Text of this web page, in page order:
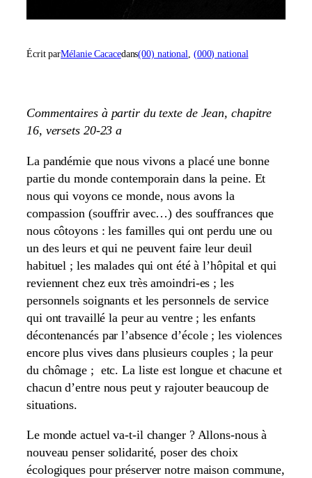
Écrit parMélanie Cacacedans(00) national (000) national
Commentaires à partir du texte de Jean, chapitre
16, versets 20-23 a
La pandémie que nous vivons a placé une bonne
partie du monde contemporain dans la peine. Et
nous qui voyons ce monde, nous avons la
compassion (souffrir avec…) des souffrances que
nous côtoyons : les familles qui ont perdu une ou
un des leurs et qui ne peuvent faire leur deuil
habituel ; les malades qui ont été à l’hôpital et qui
reviennent chez eux très amoindri-es ; les
personnels soignants et les personnels de service
qui ont travaillé la peur au ventre ; les enfants
décontenancés par l’absence d’école ; les violences
encore plus vives dans plusieurs couples ; la peur
du chômage ; etc. La liste est longue et chacune et
chacun d’entre nous peut y rajouter beaucoup de
situations.
Le monde actuel va-t-il changer ? Allons-nous à
nouveau penser solidarité, poser des choix
écologiques pour préserver notre maison commune,